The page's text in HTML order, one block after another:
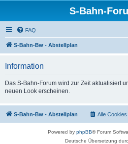
S-Bahn-
FAQ
S-Bahn-Bw - Abstellplan
Information
Das S-Bahn-Forum wird zur Zeit aktualisiert
neuen Look erscheinen.
S-Bahn-Bw - Abstellplan Alle
Powered by phpBB® Forum
Deutsche Übersetzung